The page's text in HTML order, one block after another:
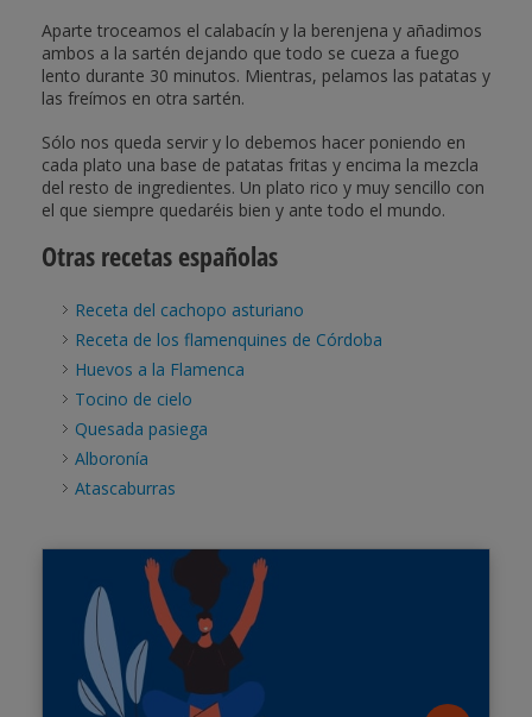
Aparte troceamos el calabacín y la berenjena y añadimos
ambos a la sartén dejando que todo se cueza a fuego
lento durante 30 minutos. Mientras, pelamos las patatas y
las freímos en otra sartén.
Sólo nos queda servir y lo debemos hacer poniendo en
cada plato una base de patatas fritas y encima la mezcla
del resto de ingredientes. Un plato rico y muy sencillo con
el que siempre quedaréis bien y ante todo el mundo.
Otras recetas españolas
Receta del cachopo asturiano
Receta de los flamenquines de Córdoba
Huevos a la Flamenca
Tocino de cielo
Quesada pasiega
Alboronía
Atascaburras